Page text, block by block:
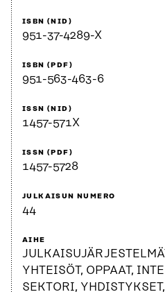
ISBN (NID)
951-37-4289-X
ISBN (PDF)
951-563-463-6
ISSN (NID)
1457-571X
ISSN (PDF)
1457-5728
JULKAISUN NUMERO
44
AIHE
YHTEISÖT, OPPAAT,
SEKTORI,